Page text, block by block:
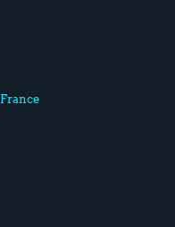
France